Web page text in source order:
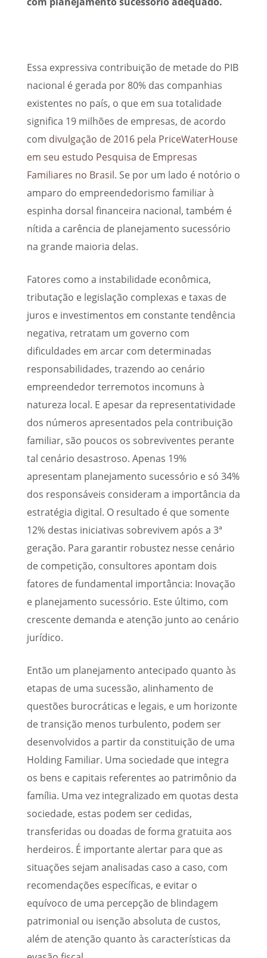
Essa expressiva contribuição de metade do PIB
nacional é gerada por 80% das companhias
existentes no país, o que em sua totalidade
significa 19 milhões de empresas, de acordo
com divulgação de 2016 pela PriceWaterHouse
em seu estudo Pesquisa de Empresas
Familiares no Brasil. Se por um lado é notório o
amparo do empreendedorismo familiar à
espinha dorsal financeira nacional, também é
nítida a carência de planejamento sucessório
na grande maioria delas.
Fatores como a instabilidade econômica,
tributação e legislação complexas e taxas de
juros e investimentos em constante tendência
negativa, retratam um governo com
dificuldades em arcar com determinadas
responsabilidades, trazendo ao cenário
empreendedor terremotos incomuns à
natureza local. E apesar da representatividade
dos números apresentados pela contribuição
familiar, são poucos os sobreviventes perante
tal cenário desastroso. Apenas 19%
apresentam planejamento sucessório e só 34%
dos responsáveis consideram a importância da
estratégia digital. O resultado é que somente
12% destas iniciativas sobrevivem após a 3ª
geração. Para garantir robustez nesse cenário
de competição, consultores apontam dois
fatores de fundamental importância: Inovação
e planejamento sucessório. Este último, com
crescente demanda e atenção junto ao cenário
jurídico.
Então um planejamento antecipado quanto às
etapas de uma sucessão, alinhamento de
questões burocráticas e legais, e um horizonte
de transição menos turbulento, podem ser
desenvolvidos a partir da constituição de uma
Holding Familiar. Uma sociedade que integra
os bens e capitais referentes ao patrimônio da
família. Uma vez integralizado em quotas desta
sociedade, estas podem ser cedidas,
transferidas ou doadas de forma gratuita aos
herdeiros. É importante alertar para que as
situações sejam analisadas caso a caso, com
recomendações específicas, e evitar o
equívoco de uma percepção de blindagem
patrimonial ou isenção absoluta de custos,
além de atenção quanto às características da